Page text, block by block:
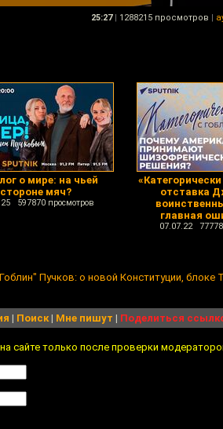
25:27 | 1288215 просмотров |
о мире: на чьей
стороне мяч?
597870 просмотров
отставка
главная
07.07.22 77778
Пучков: о новой Конституции, блоке
| Поиск| Мне пишут | Поделиться
сайте только после проверки